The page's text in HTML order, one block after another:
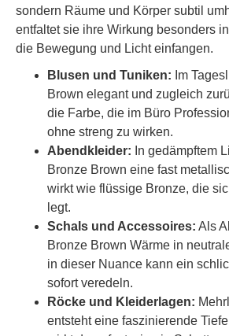
sondern Räume und Körper subtil
entfaltet sie ihre Wirkung besonders
die Bewegung und Licht einfangen.
Blusen und Tuniken: Im
Brown elegant und zugleich
die Farbe, die im Büro
ohne streng zu wirken.
Abendkleider: In gedämpftem
Bronze Brown eine fast
wirkt wie flüssige Bronze, die
legt.
Schals und Accessoires: Als
Bronze Brown Wärme in
in dieser Nuance kann ein
sofort veredeln.
Röcke und Kleiderlagen:
entsteht eine faszinierende